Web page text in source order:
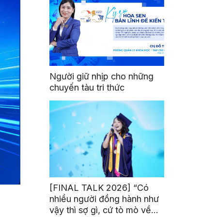
Người giữ nhịp cho những
chuyến tàu tri thức
[FINAL TALK 2026] “Có
nhiều người đồng hành như
vậy thì sợ gì, cứ tò mò về